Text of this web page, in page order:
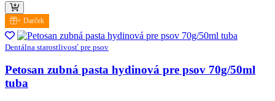
+ Darček
Dentálna starostlivosť pre psov
Petosan zubná pasta hydinová pre psov 70g/50ml
tuba